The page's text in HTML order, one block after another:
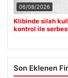
06/08/2026
Klibinde silah
kontrol ile serbest
Son Eklenen